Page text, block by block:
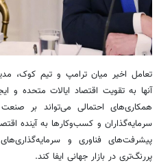
تعامل اخیر میان ترامپ و تیم کوک،
آنها به تقویت اقتصاد ایالات متحده
همکاری‌های احتمالی می‌تواند بر صنعت
سرمایه‌گذاران و کسب‌وکارها به آینده
پیشرفت‌های فناوری و
پررنگ‌تری در بازار جهانی ایفا کند.